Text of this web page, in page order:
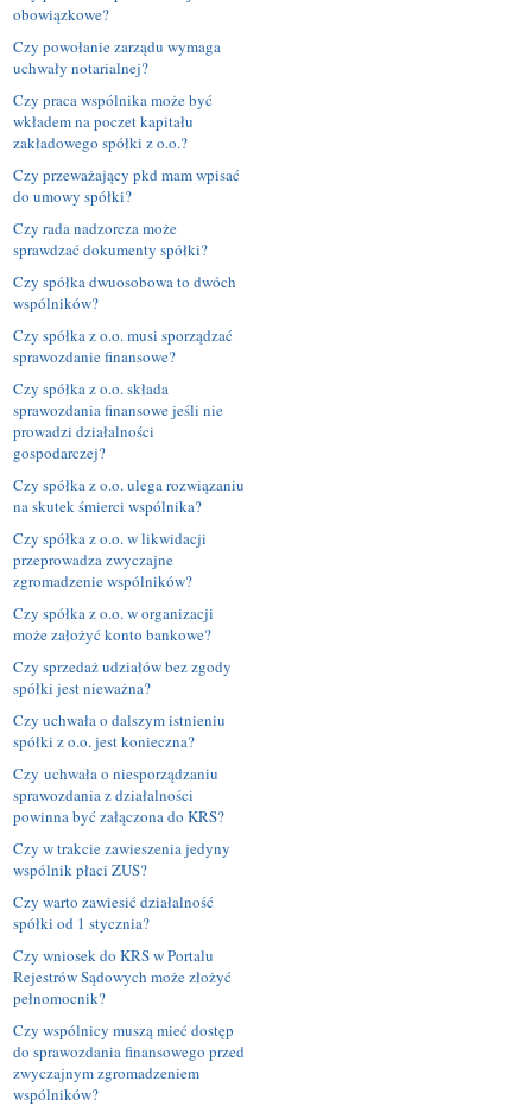
obowiązkowe?
Czy powołanie zarządu wymaga
uchwały notarialnej?
Czy praca wspólnika może być
wkładem na poczet kapitału
zakładowego spółki z o.o.?
Czy przeważający pkd mam wpisać
do umowy spółki?
Czy rada nadzorcza może
sprawdzać dokumenty spółki?
Czy spółka dwuosobowa to dwóch
wspólników?
Czy spółka z o.o. musi sporządzać
sprawozdanie finansowe?
Czy spółka z o.o. składa
sprawozdania finansowe jeśli nie
prowadzi działalności
gospodarczej?
Czy spółka z o.o. ulega rozwiązaniu
na skutek śmierci wspólnika?
Czy spółka z o.o. w likwidacji
przeprowadza zwyczajne
zgromadzenie wspólników?
Czy spółka z o.o. w organizacji
może założyć konto bankowe?
Czy sprzedaż udziałów bez zgody
spółki jest nieważna?
Czy uchwała o dalszym istnieniu
spółki z o.o. jest konieczna?
Czy uchwała o niesporządzaniu
sprawozdania z działalności
powinna być załączona do KRS?
Czy w trakcie zawieszenia jedyny
wspólnik płaci ZUS?
Czy warto zawiesić działalność
spółki od 1 stycznia?
Czy wniosek do KRS w Portalu
Rejestrów Sądowych może złożyć
pełnomocnik?
Czy wspólnicy muszą mieć dostęp
do sprawozdania finansowego przed
zwyczajnym zgromadzeniem
wspólników?